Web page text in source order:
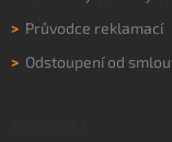
> Průvodce reklamací
> Odstoupení od